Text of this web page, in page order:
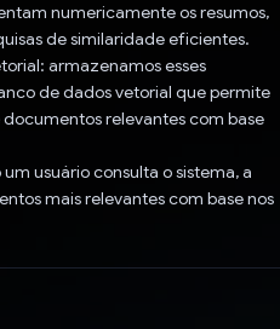
numericamente os resumos,
de similaridade eficientes.
armazenamos esses
de dados vetorial que permite
relevantes com base
usuário consulta o sistema, a
mais relevantes com base nos